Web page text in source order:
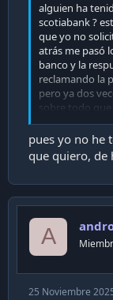
alguien ha
scotiabank ?
que yo no
atrás me pasó
banco y la
reclamando la
pero ya dos
sobre todo que
chechbox.
pues yo no he
que quiero, de
A
25 Noviembre